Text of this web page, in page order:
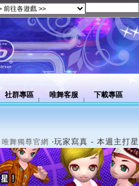
社群專區 唯舞客服 下載專區
唯舞獨尊官網 ‧玩家寫真 - 本週主打星